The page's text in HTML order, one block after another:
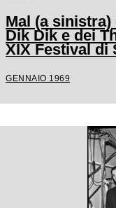
Mal (a
Dik Dik e dei
XIX Festival di
GENNAIO 1969